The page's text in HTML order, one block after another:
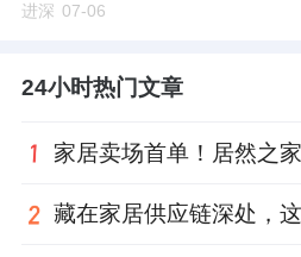
进深 07-06
24小时热门文章